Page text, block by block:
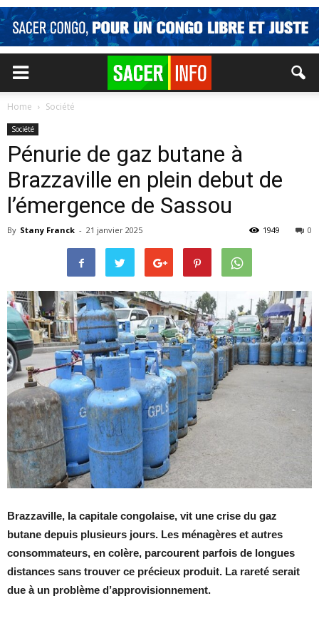
Home Société
Société
Pénurie de gaz butane à
Brazzaville en plein debut de
l’émergence de Sassou
By Stany Franck - 21 janvier 2025 0
1949
Brazzaville, la capitale congolaise, vit une crise du gaz
butane depuis plusieurs jours. Les ménagères et autres
consommateurs, en colère, parcourent parfois de longues
distances sans trouver ce précieux produit. La rareté serait
due à un problème d’approvisionnement.